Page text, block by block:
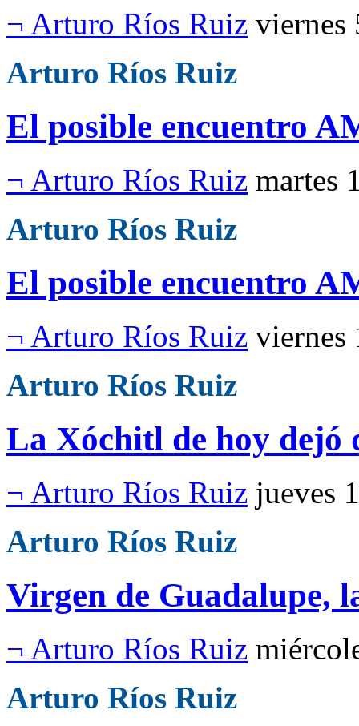
¬ Arturo Ríos Ruiz viernes
Arturo Ríos Ruiz
El posible encuentro
¬ Arturo Ríos Ruiz martes
Arturo Ríos Ruiz
El posible encuentro
¬ Arturo Ríos Ruiz viernes
Arturo Ríos Ruiz
La Xóchitl de hoy dejó
¬ Arturo Ríos Ruiz jueves
Arturo Ríos Ruiz
Virgen de Guadalupe,
¬ Arturo Ríos Ruiz
Arturo Ríos Ruiz